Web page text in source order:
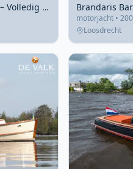
Brandaris 1100 Pur Sang 2010 – Volledig gerefitte open daycruiser
motorjacht •
Loosdrecht